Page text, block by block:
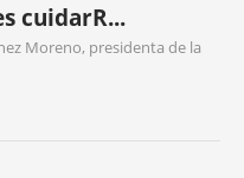
cuidarR...
Moreno, presidenta de la